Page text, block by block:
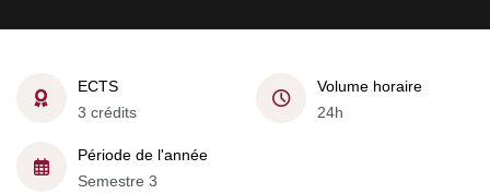
ECTS
3 crédits
Volume horaire
24h
Période de l'année
Semestre 3